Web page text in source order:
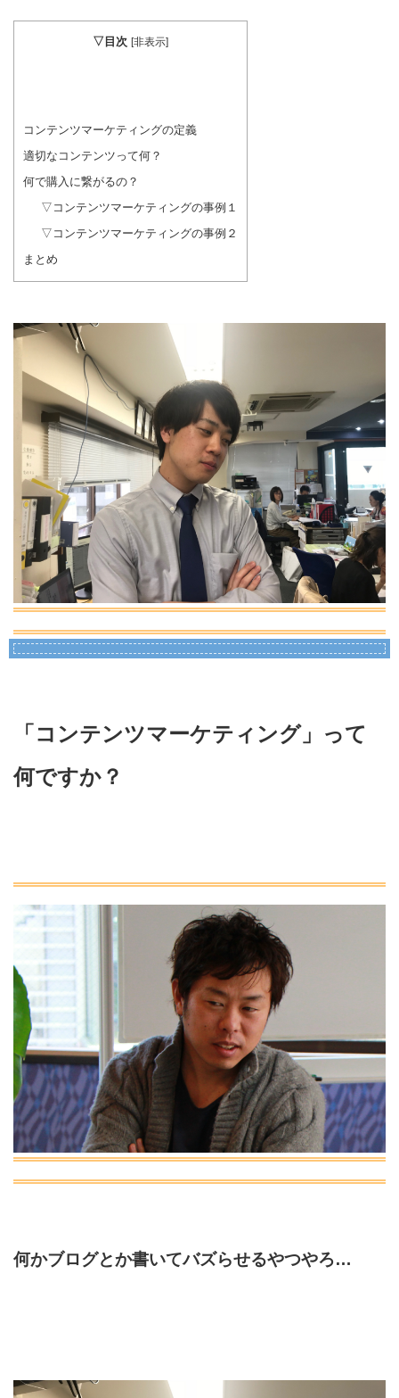
▽目次 [非表示]
コンテンツマーケティングの定義
適切なコンテンツって何？
何で購入に繋がるの？
▽コンテンツマーケティングの事例１
▽コンテンツマーケティングの事例２
まとめ
「コンテンツマーケティング」って
何ですか？
何かブログとか書いてバズらせるやつやろ…